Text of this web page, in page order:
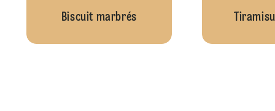
Biscuit marbrés